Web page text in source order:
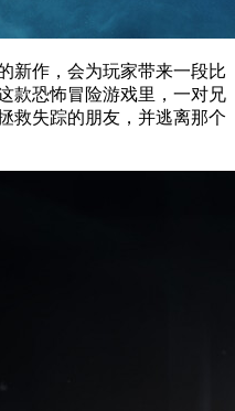
新作，会为玩家带来一段比
款恐怖冒险游戏里，一对兄
救失踪的朋友，并逃离那个